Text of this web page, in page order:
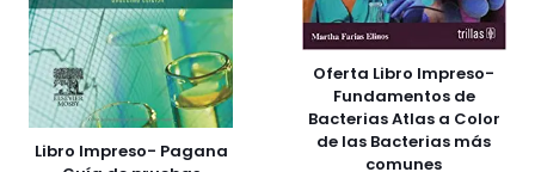
Libro Impreso- Pagana
Oferta Libro Impreso-
Fundamentos de
Bacterias Atlas a Color
de las Bacterias más
comunes